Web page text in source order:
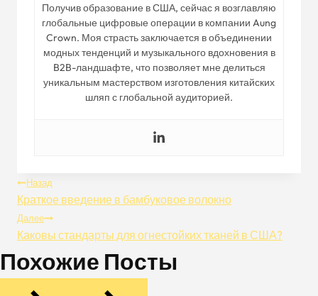
Получив образование в США, сейчас я возглавляю
глобальные цифровые операции в компании Aung
Crown. Моя страсть заключается в объединении
модных тенденций и музыкального вдохновения в
B2B-ландшафте, что позволяет мне делиться
уникальным мастерством изготовления китайских
шляп с глобальной аудиторией.
Навигация
По
Записям
Назад
Краткое введение в бамбуковое волокно
Далее
Каковы стандарты для огнестойких тканей в США?
Похожие Посты